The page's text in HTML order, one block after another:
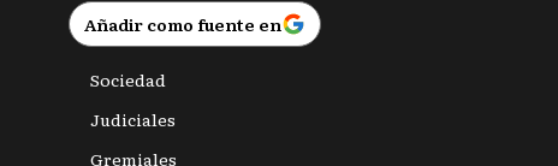
Añadir como fuente en
Sociedad
Judiciales
Gremiales